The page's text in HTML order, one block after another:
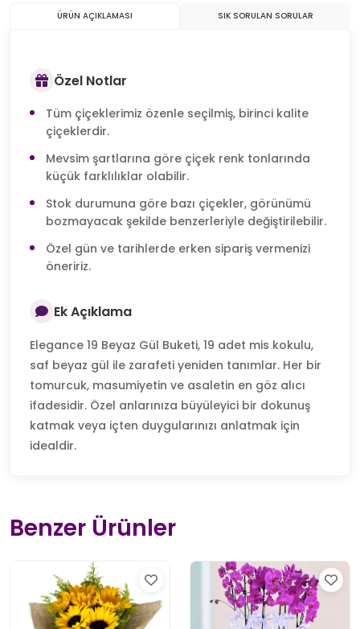
ÜRÜN AÇIKLAMASI SIK SORULAN SORULAR
Özel Notlar
Tüm çiçeklerimiz özenle seçilmiş, birinci kalite
çiçeklerdir.
Mevsim şartlarına göre çiçek renk tonlarında
küçük farklılıklar olabilir.
Stok durumuna göre bazı çiçekler, görünümü
bozmayacak şekilde benzerleriyle değiştirilebilir.
Özel gün ve tarihlerde erken sipariş vermenizi
öneririz.
Ek Açıklama
Elegance 19 Beyaz Gül Buketi, 19 adet mis kokulu,
saf beyaz gül ile zarafeti yeniden tanımlar. Her bir
tomurcuk, masumiyetin ve asaletin en göz alıcı
ifadesidir. Özel anlarınıza büyüleyici bir dokunuş
katmak veya içten duygularınızı anlatmak için
idealdir.
Benzer Ürünler